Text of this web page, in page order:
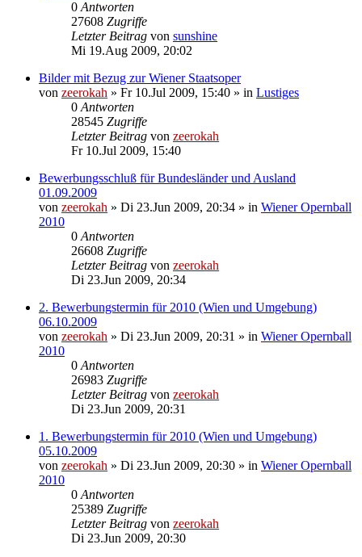
0 Antworten
27608 Zugriffe
Letzter Beitrag von sunshine
Mi 19.Aug 2009, 20:02
Bilder mit Bezug zur Wiener Staatsoper
von zeerokah » Fr 10.Jul 2009, 15:40 » in Lustiges
0 Antworten
28545 Zugriffe
Letzter Beitrag von zeerokah
Fr 10.Jul 2009, 15:40
Bewerbungsschluß für Bundesländer und Ausland
01.09.2009
von zeerokah » Di 23.Jun 2009, 20:34 » in Wiener Opernball
2010
0 Antworten
26608 Zugriffe
Letzter Beitrag von zeerokah
Di 23.Jun 2009, 20:34
2. Bewerbungstermin für 2010 (Wien und Umgebung)
06.10.2009
von zeerokah » Di 23.Jun 2009, 20:31 » in Wiener Opernball
2010
0 Antworten
26983 Zugriffe
Letzter Beitrag von zeerokah
Di 23.Jun 2009, 20:31
1. Bewerbungstermin für 2010 (Wien und Umgebung)
05.10.2009
von zeerokah » Di 23.Jun 2009, 20:30 » in Wiener Opernball
2010
0 Antworten
25389 Zugriffe
Letzter Beitrag von zeerokah
Di 23.Jun 2009, 20:30